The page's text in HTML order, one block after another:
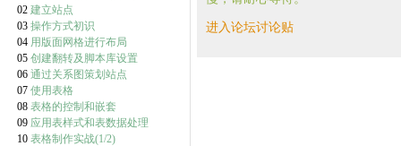
02 建立站点
03 操作方式初识
04 用版面网格进行布局
05 创建翻转及脚本库设置
06 通过关系图策划站点
07 使用表格
08 表格的控制和嵌套
09 应用表样式和表数据处理
10 表格制作实战(1/2)
进入论坛讨论贴